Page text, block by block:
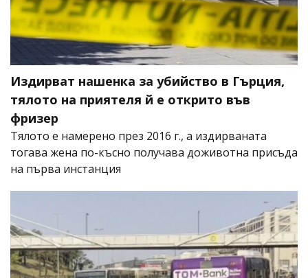
Издирват нашенка за убийство в Гърция,
тялото на приятеля й е открито във
фризер
Тялото е намерено през 2016 г., а издирваната
тогава жена по-късно получава доживотна присъда
на първа инстанция